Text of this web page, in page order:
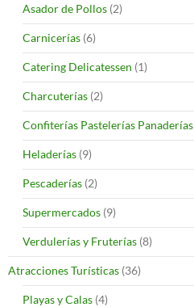
Asador de Pollos (2)
Carnicerías (6)
Catering Delicatessen (1)
Charcuterías (2)
Confiterías Pastelerías Panaderías
Heladerías (9)
Pescaderías (2)
Supermercados (9)
Verdulerías y Fruterías (8)
Atracciones Turísticas (36)
Playas y Calas (4)